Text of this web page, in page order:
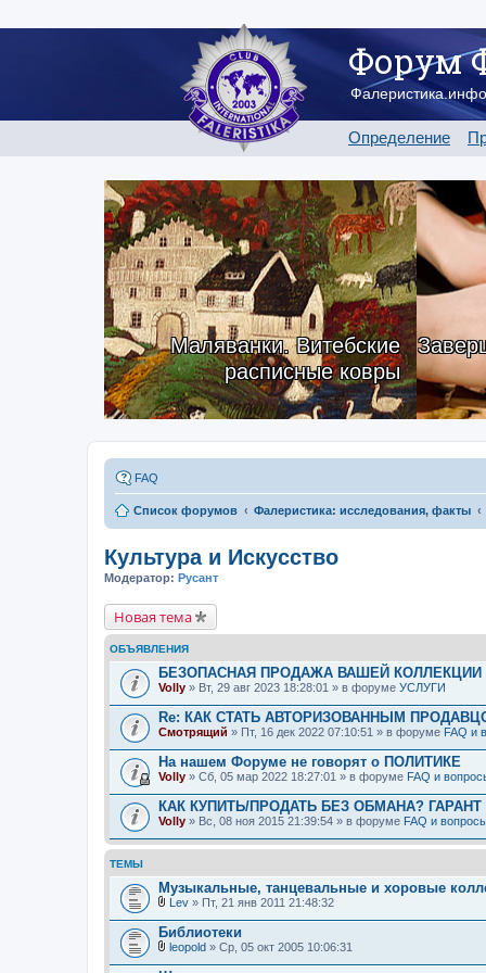
Форум
Определение
Маляванки. Витебские
расписные ковры
FAQ
Список форумов Фалеристика: исследования, факты
Культура и Искусство
Модератор: Русант
Новая тема
ОБЪЯВЛЕНИЯ
БЕЗОПАСНАЯ ПРОДАЖА ВАШЕЙ КОЛЛЕКЦИИ
Volly » Вт, 29 авг 2023 18:28:01 » в форуме УСЛУГИ
Re: КАК СТАТЬ АВТОРИЗОВАННЫМ
Смотрящий » Пт, 16 дек 2022 07:10:51 » в форуме FAQ и
На нашем Форуме не говорят о ПОЛИТИКЕ
Volly » Сб, 05 мар 2022 18:27:01 » в форуме FAQ и
КАК КУПИТЬ/ПРОДАТЬ БЕЗ ОБМАНА?
Volly » Вс, 08 ноя 2015 21:39:54 » в форуме FAQ и
ТЕМЫ
Музыкальные, танцевальные и хоровые
л
о
ж
е
Lev » Пт, 21 янв 2011 21:48:32
Библиотеки
л
leopold » Ср, 05 окт 2005 10:06:31